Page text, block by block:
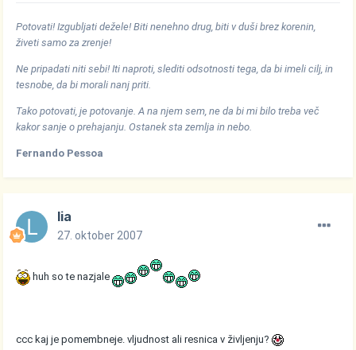
Potovati! Izgubljati dežele! Biti nenehno drug, biti v duši brez korenin,
živeti samo za zrenje!
Ne pripadati niti sebi! Iti naproti, slediti odsotnosti tega, da bi imeli cilj, in
tesnobe, da bi morali nanj priti.
Tako potovati, je potovanje. A na njem sem, ne da bi mi bilo treba več
kakor sanje o prehajanju. Ostanek sta zemlja in nebo.
Fernando Pessoa
lia
27. oktober 2007
huh so te nazjale
ccc kaj je pomembneje. vljudnost ali resnica v življenju?